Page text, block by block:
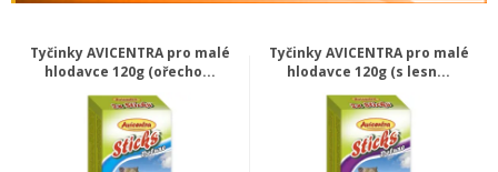
Tyčinky AVICENTRA pro malé
hlodavce 120g (ořecho...
Tyčinky AVICENTRA pro malé
hlodavce 120g (s lesn...